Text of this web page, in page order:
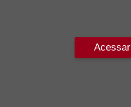
Acessar